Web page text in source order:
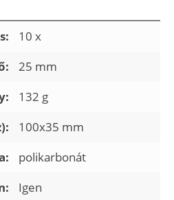
10 x
25 mm
132 g
100x35 mm
polikarbonát
Igen